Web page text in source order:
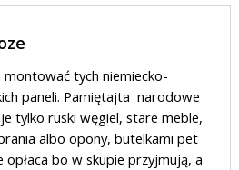
montować tych niemiecko-
paneli. Pamiętajta narodowe
tylko ruski węgiel, stare meble,
albo opony, butelkami pet
opłaca bo w skupie przyjmują, a